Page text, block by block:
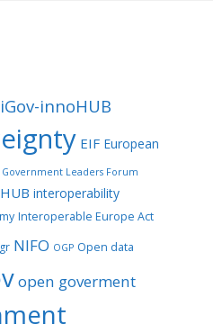
innoHUB
EIF European
Leaders Forum
interoperability
Interoperable Europe Act
NIFO OGP Open data
open goverment